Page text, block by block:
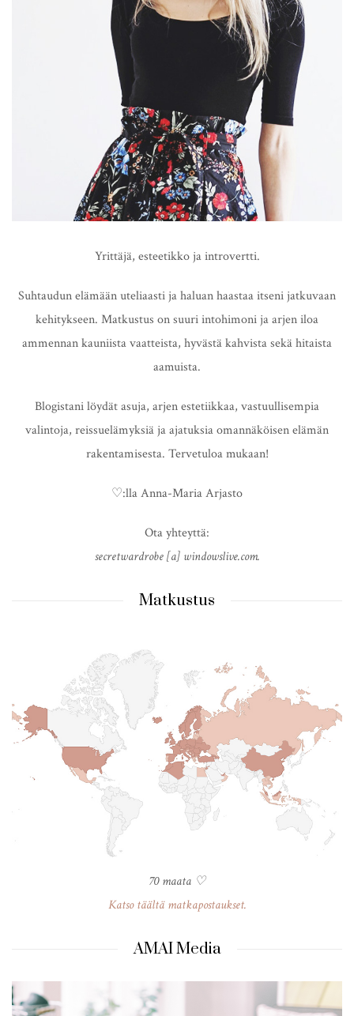
Yrittäjä, esteetikko ja introvertti.
Suhtaudun elämään uteliaasti ja haluan haastaa itseni jatkuvaan
kehitykseen. Matkustus on suuri intohimoni ja arjen iloa
ammennan kauniista vaatteista, hyvästä kahvista sekä hitaista
aamuista.
Blogistani löydät asuja, arjen estetiikkaa, vastuullisempia
valintoja, reissuelämyksiä ja ajatuksia omannäköisen elämän
rakentamisesta. Tervetuloa mukaan!
♡:lla Anna-Maria Arjasto
Ota yhteyttä:
secretwardrobe [a] windowslive.com.
Matkustus
70 maata ♡
Katso täältä matkapostaukset.
AMAI Media